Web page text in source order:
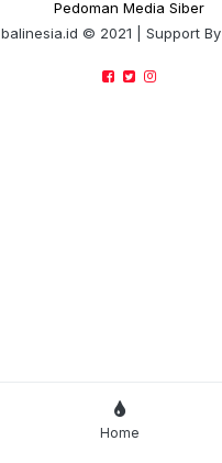
Pedoman Media Siber
balinesia.id © 2021 | Support By
Home